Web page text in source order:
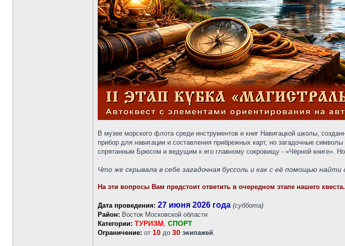
В музее морского флота среди инструментов и книг Навигацкой школы,
прибор для навигации и составления прибрежных карт, но загадочные
спрятанным Брюсом и ведущим к его главному сокровищу - «Чёрной книге».
Что же скрывала в себе загадочная буссоль и как с её помощью
На эти вопросы Вам предстоит ответить в очередном этапе нашего квеста.
Дата проведения: 27 июня 2026 года (суббота)
Район: Восток Московской области
Категории: ТУРИЗМ, СПОРТ
Ограничение: от 10 до 30 экипажей.